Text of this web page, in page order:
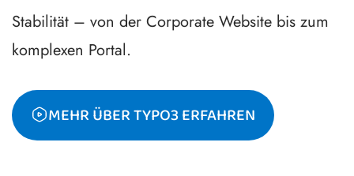
Stabilität – von der Corporate Website bis zum
komplexen Portal.
MEHR ÜBER TYPO3 ERFAHREN